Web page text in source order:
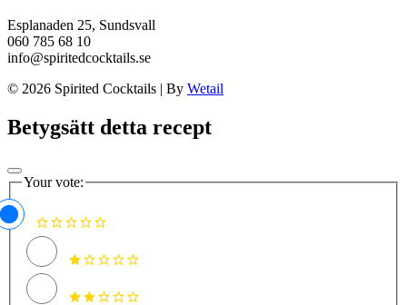
Esplanaden 25, Sundsvall
060 785 68 10
info@spiritedcocktails.se
© 2026 Spirited Cocktails | By Wetail
Betygsätt detta recept
Your vote: